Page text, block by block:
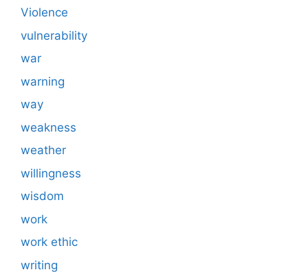
Violence
vulnerability
war
warning
way
weakness
weather
willingness
wisdom
work
work ethic
writing